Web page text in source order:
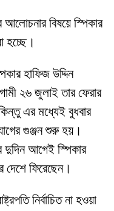
আলোচনার বিষয়ে স্পিকার
হচ্ছে।
হাফিজ উদ্দিন
২৬ জুলাই তার ফেরার
এর মধ্যেই বুধবার
গুঞ্জন শুরু হয়।
দুদিন আগেই স্পিকার
ফিরেছেন।
নির্বাচিত না হওয়া